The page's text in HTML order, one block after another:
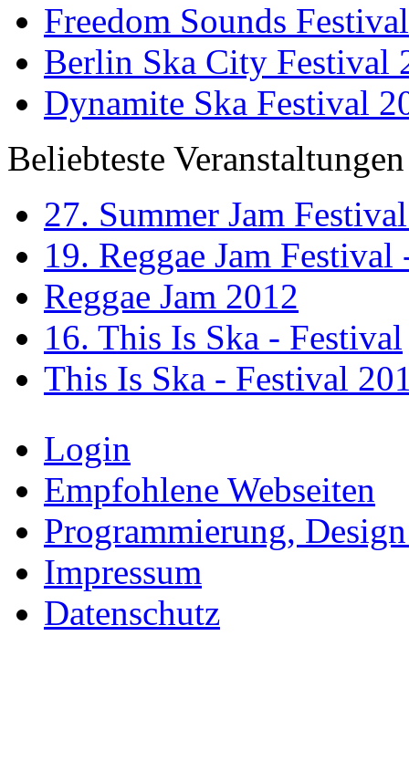
Freedom Sounds
Berlin Ska City Festival
Dynamite Ska Festival
Beliebteste Veranstaltungen
27. Summer Jam
19. Reggae Jam
Reggae Jam 2012
16. This Is Ska - Festival
This Is Ska - Festival
Login
Empfohlene Webseiten
Programmierung,
Impressum
Datenschutz